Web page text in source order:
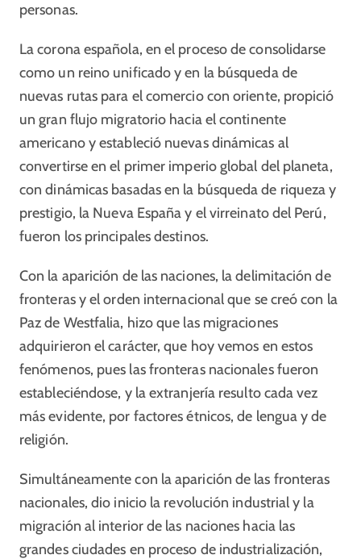
personas.
La corona española, en el proceso de consolidarse
como un reino unificado y en la búsqueda de
nuevas rutas para el comercio con oriente, propició
un gran flujo migratorio hacia el continente
americano y estableció nuevas dinámicas al
convertirse en el primer imperio global del planeta,
con dinámicas basadas en la búsqueda de riqueza y
prestigio, la Nueva España y el virreinato del Perú,
fueron los principales destinos.
Con la aparición de las naciones, la delimitación de
fronteras y el orden internacional que se creó con la
Paz de Westfalia, hizo que las migraciones
adquirieron el carácter, que hoy vemos en estos
fenómenos, pues las fronteras nacionales fueron
estableciéndose, y la extranjería resulto cada vez
más evidente, por factores étnicos, de lengua y de
religión.
Simultáneamente con la aparición de las fronteras
nacionales, dio inicio la revolución industrial y la
migración al interior de las naciones hacia las
grandes ciudades en proceso de industrialización,